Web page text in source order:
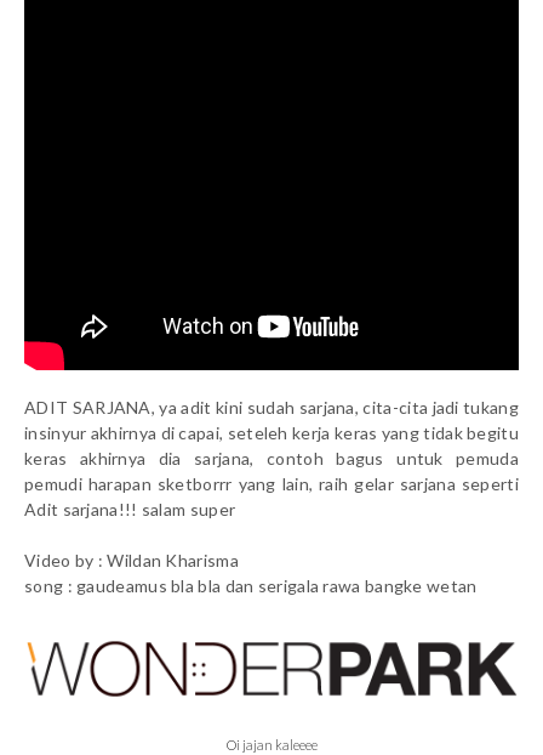
ADIT SARJANA, ya adit kini sudah sarjana, cita-cita jadi tukang
insinyur akhirnya di capai, seteleh kerja keras yang tidak begitu
keras akhirnya dia sarjana, contoh bagus untuk pemuda
pemudi harapan sketborrr yang lain, raih gelar sarjana seperti
Adit sarjana!!! salam super
Video by : Wildan Kharisma
song : gaudeamus bla bla dan serigala rawa bangke wetan
Oi jajan kaleeee